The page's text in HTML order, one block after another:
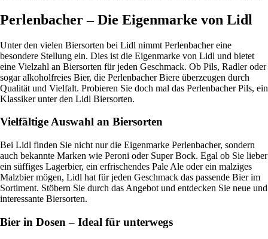
Perlenbacher – Die Eigenmarke von Lidl
Unter den vielen Biersorten bei Lidl nimmt Perlenbacher eine
besondere Stellung ein. Dies ist die Eigenmarke von Lidl und bietet
eine Vielzahl an Biersorten für jeden Geschmack. Ob Pils, Radler oder
sogar alkoholfreies Bier, die Perlenbacher Biere überzeugen durch
Qualität und Vielfalt. Probieren Sie doch mal das Perlenbacher Pils, ein
Klassiker unter den Lidl Biersorten.
Vielfältige Auswahl an Biersorten
Bei Lidl finden Sie nicht nur die Eigenmarke Perlenbacher, sondern
auch bekannte Marken wie Peroni oder Super Bock. Egal ob Sie lieber
ein süffiges Lagerbier, ein erfrischendes Pale Ale oder ein malziges
Malzbier mögen, Lidl hat für jeden Geschmack das passende Bier im
Sortiment. Stöbern Sie durch das Angebot und entdecken Sie neue und
interessante Biersorten.
Bier in Dosen – Ideal für unterwegs